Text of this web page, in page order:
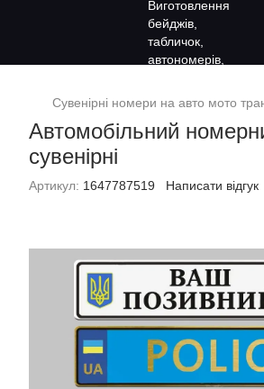
Сувенірні номери на авто мото
Автомобільний
сувенірні
Артикул: 1647787519 Написати відгук